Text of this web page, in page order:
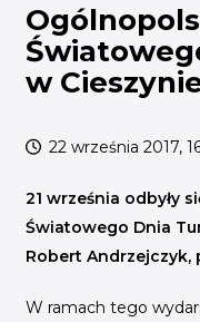
w
22 września 2017,
21 września odbyły
Światowego Dnia
Robert Andrzejczyk,
W ramach tego